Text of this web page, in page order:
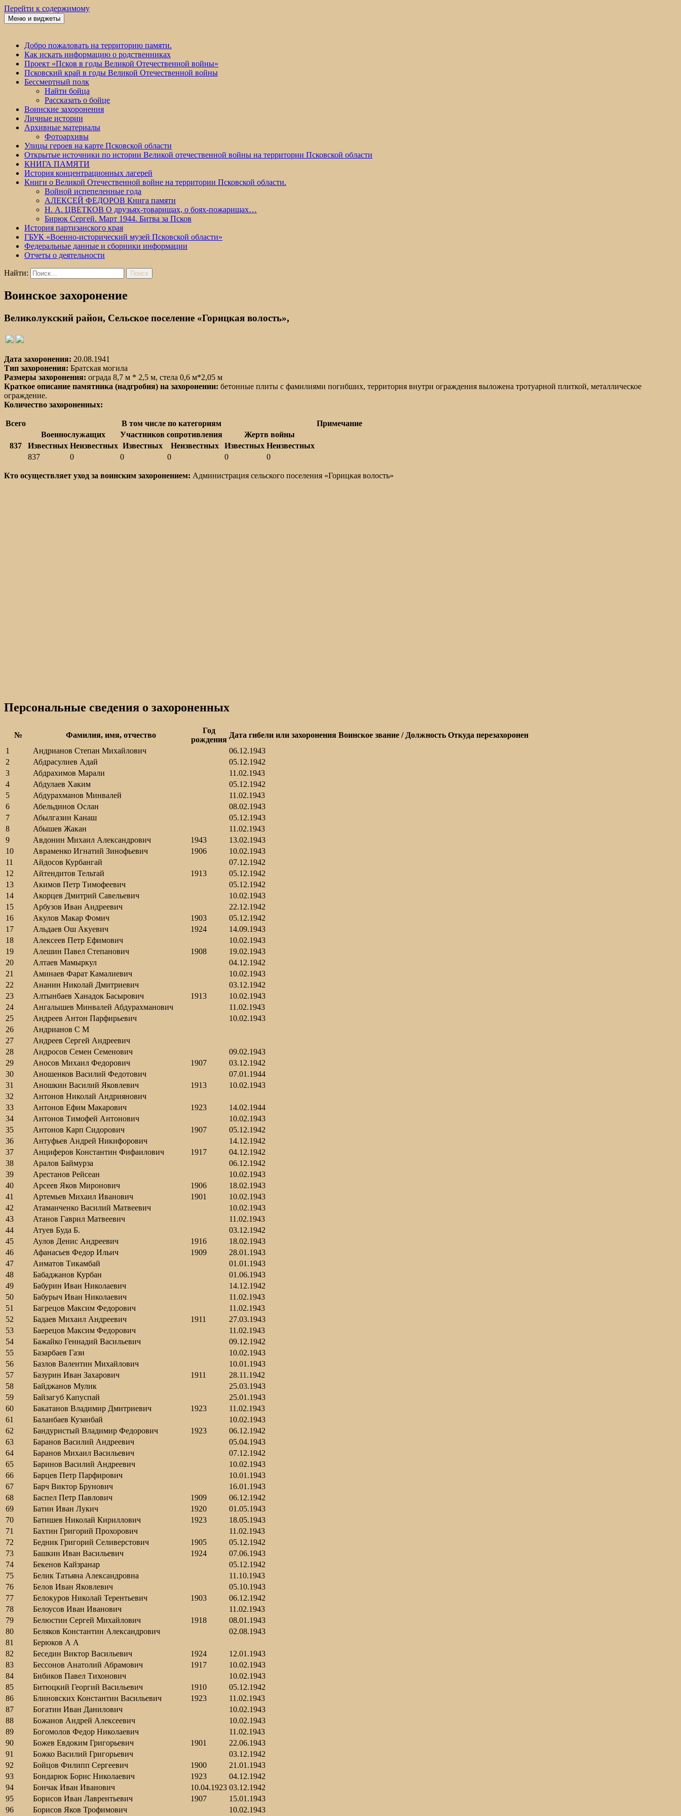
Перейти к содержимому
Победа 60
Меню и виджеты
Добро пожаловать на территорию памяти.
Как искать информацию о родственниках
Проект «Псков в годы Великой Отечественной войны»
Псковский край в годы Великой Отечественной войны
Бессмертный полк
Найти бойца
Рассказать о бойце
Воинские захоронения
Личные истории
Архивные материалы
Фотоархивы
Улицы героев на карте Псковской области
Открытые источники по истории Великой отечественной войны на территории Псковской области
КНИГА ПАМЯТИ
История концентрационных лагерей
Книги о Великой Отечественной войне на территории Псковской области.
Войной испепеленные года
АЛЕКСЕЙ ФЕДОРОВ Книга памяти
Н. А. ЦВЕТКОВ О друзьях-товарищах, о боях-пожарищах…
Бирюк Сергей. Март 1944. Битва за Псков
История партизанского края
ГБУК «Военно-исторический музей Псковской области»
Федеральные данные и сборники информации
Отчеты о деятельности
Найти:
Воинское захоронение
Великолукский район, Сельское поселение «Горицкая волость»,
Дата захоронения: 20.08.1941
Тип захоронения: Братская могила
Размеры захоронения: ограда 8,7 м * 2,5 м, стела 0,6 м*2,05 м
Краткое описание памятника (надгробия) на захоронении: бетонные плиты с фамилиями погибших, территория внутри ограждения выложена тротуарной плиткой, металлическое
ограждение.
Количество захороненных:
Всего В том числе по категориям Примечание
837
Военнослужащих Участников сопротивления
Жертв войны
Известных Неизвестных Известных Неизвестных Известных Неизвестных
837
0 0 0 0 0
Кто осуществляет уход за воинским захоронением: Администрация сельского поселения «Горицкая волость»
Персональные сведения о захороненных
№ Фамилия, имя, отчество
Год
рождения
Дата гибели или захоронения Воинское звание / Должность Откуда перезахоронен
1
Андрианов Степан Михайлович
06.12.1943
2
Абдрасулиев Адай
05.12.1942
3
Абдрахимов Марали
11.02.1943
4
Абдулаев Хаким
05.12.1942
5
Абдурахманов Минвалей
11.02.1943
6
Абельдинов Ослан
08.02.1943
7
Абылгазин Канаш
05.12.1943
8
Абышев Жакан
11.02.1943
9
Авдонин Михаил Александрович 1943
13.02.1943
10
Авраменко Игнатий Зинофьевич 1906
10.02.1943
11
Айдосов Курбангай
07.12.1942
12
Айтендитов Тельтай 1913
05.12.1942
13
Акимов Петр Тимофеевич
05.12.1942
14
Акорцев Дмитрий Савельевич
10.02.1943
15
Арбузов Иван Андреевич
22.12.1942
16
Акулов Макар Фомич 1903
05.12.1942
17
Альдаев Ош Акуевич 1924
14.09.1943
18
Алексеев Петр Ефимович
10.02.1943
19
Алешин Павел Степанович 1908
19.02.1943
20
Алтаев Мамыркул
04.12.1942
21
Аминаев Фарат Камалиевич
10.02.1943
22
Ананин Николай Дмитриевич
03.12.1942
23
Алтынбаев Ханадок Басырович 1913
10.02.1943
24
Ангалышев Минвалей Абдурахманович
11.02.1943
25
Андреев Антон Парфирьевич
10.02.1943
26
Андрианов С М
27
Андреев Сергей Андреевич
28
Андросов Семен Семенович
09.02.1943
29
Аносов Михаил Федорович 1907
03.12.1942
30
Аношенков Василий Федотович
07.01.1944
31
Аношкин Василий Яковлевич 1913
10.02.1943
32
Антонов Николай Андриянович
33
Антонов Ефим Макарович 1923
14.02.1944
34
Антонов Тимофей Антонович
10.02.1943
35
Антонов Карп Сидорович 1907
05.12.1942
36
Антуфьев Андрей Никифорович
14.12.1942
37
Анциферов Константин Фифаилович 1917
04.12.1942
38
Аралов Баймурза
06.12.1942
39
Арестанов Рейсеан
10.02.1943
40
Арсеев Яков Миронович 1906
18.02.1943
41
Артемьев Михаил Иванович 1901
10.02.1943
42
Атаманченко Василий Матвеевич
10.02.1943
43
Атанов Гаврил Матвеевич
11.02.1943
44
Атуев Буда Б.
03.12.1942
45
Аулов Денис Андреевич 1916
18.02.1943
46
Афанасьев Федор Ильич 1909
28.01.1943
47
Аиматов Тикамбай
01.01.1943
48
Бабаджанов Курбан
01.06.1943
49
Бабурин Иван Николаевич
14.12.1942
50
Бабурыч Иван Николаевич
11.02.1943
51
Багрецов Максим Федорович
11.02.1943
52
Бадаев Михаил Андреевич 1911
27.03.1943
53
Баерецов Максим Федорович
11.02.1943
54
Бажайко Геннадий Васильевич
09.12.1942
55
Базарбаев Гази
10.02.1943
56
Базлов Валентин Михайлович
10.01.1943
57
Базурин Иван Захарович 1911
28.11.1942
58
Байджанов Мулик
25.03.1943
59
Байзагуб Капуспай
25.01.1943
60
Бакатанов Владимир Дмитриевич 1923
11.02.1943
61
Баланбаев Кузанбай
10.02.1943
62
Бандуристый Владимир Федорович 1923
06.12.1942
63
Баранов Василий Андреевич
05.04.1943
64
Баранов Михаил Васильевич
07.12.1942
65
Баринов Василий Андреевич
10.02.1943
66
Барцев Петр Парфирович
10.01.1943
67
Барч Виктор Брунович
16.01.1943
68
Баспел Петр Павлович 1909
06.12.1942
69
Батин Иван Лукич 1920
01.05.1943
70
Батишев Николай Кириллович 1923
18.05.1943
71
Бахтин Григорий Прохорович
11.02.1943
72
Бедник Григорий Селиверстович 1905
05.12.1942
73
Башкин Иван Васильевич 1924
07.06.1943
74
Бекенов Кайзранар
05.12.1942
75
Белик Татьяна Александровна
11.10.1943
76
Белов Иван Яковлевич
05.10.1943
77
Белокуров Николай Терентьевич 1903
06.12.1942
78
Белоусов Иван Иванович
11.02.1943
79
Белюстин Сергей Михайлович 1918
08.01.1943
80
Беляков Константин Александрович
02.08.1943
81
Берюков А А
82
Беседин Виктор Васильевич 1924
12.01.1943
83
Бессонов Анатолий Абрамович 1917
10.02.1943
84
Бибиков Павел Тихонович
10.02.1943
85
Битюцкий Георгий Васильевич 1910
05.12.1942
86
Блиновских Константин Васильевич 1923
11.02.1943
87
Богатин Иван Данилович
10.02.1943
88
Божанов Андрей Алексеевич
10.02.1943
89
Богомолов Федор Николаевич
11.02.1943
90
Божев Евдоким Григорьевич 1901
22.06.1943
91
Божко Василий Григорьевич
03.12.1942
92
Бойцов Филипп Сергеевич 1900
21.01.1943
93
Бондарюк Борис Николаевич 1923
04.12.1942
94
Бончак Иван Иванович 10.04.1923 03.12.1942
95
Борисов Иван Лаврентьевич 1907
15.01.1943
96
Борисов Яков Трофимович 10.02.1943